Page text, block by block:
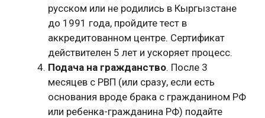
русском или не родились в Кыргызстане
до 1991 года, пройдите тест в
аккредитованном центре. Сертификат
действителен 5 лет и ускоряет процесс.
Подача на гражданство. После 3
месяцев с РВП (или сразу, если есть
основания вроде брака с гражданином РФ
или ребенка-гражданина РФ) подайте